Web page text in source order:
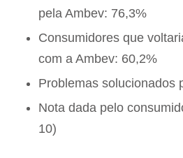
pela Ambev: 76,3%
Consumidores que
com a Ambev: 60,2%
Problemas solucionados
Nota dada pelo
10)